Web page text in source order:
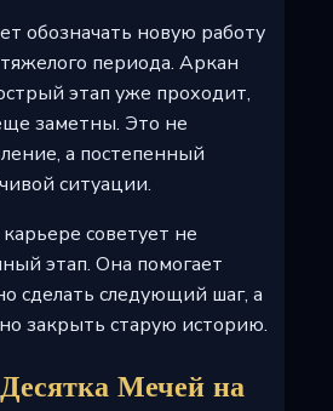
обозначать новую работу
периода. Аркан
этап уже проходит,
заметны. Это не
а постепенный
ситуации.
советует не
этап. Она помогает
сделать следующий шаг, а
закрыть старую историю.
Мечей на